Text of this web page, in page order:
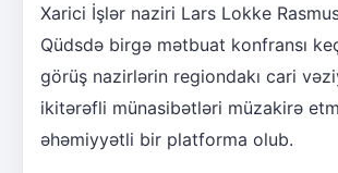
Xarici İşlər naziri Lars Lokke
Qüdsdə birgə mətbuat konfransı
görüş nazirlərin regiondakı cari
ikitərəfli münasibətləri müzakirə
əhəmiyyətli bir platforma olub.